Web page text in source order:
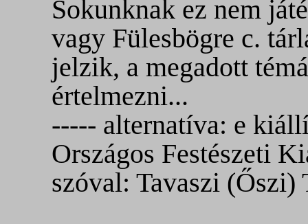
Sokunknak ez nem
vagy Fülesbögre c.
jelzik, a megadott
értelmezni...
----- alternatíva: e
Országos Festészeti
szóval: Tavaszi (Őszi)